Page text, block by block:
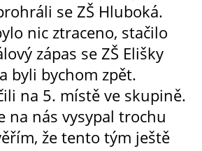
se ZŠ Hluboká.
nic ztraceno, stačilo
zápas se ZŠ Elišky
byli bychom zpět.
na 5. místě ve skupině.
na nás vysypal trochu
že tento tým ještě